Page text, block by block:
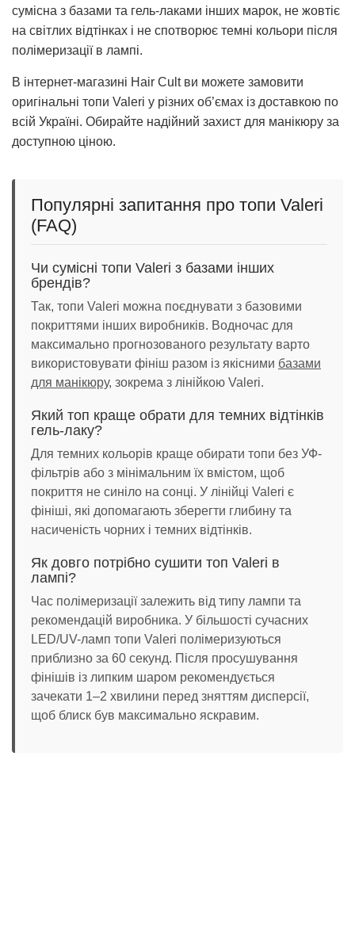
сумісна з базами та гель-лаками інших марок, не жовтіє
на світлих відтінках і не спотворює темні кольори після
полімеризації в лампі.
В інтернет-магазині Hair Cult ви можете замовити
оригінальні топи Valeri у різних об’ємах із доставкою по
всій Україні. Обирайте надійний захист для манікюру за
доступною ціною.
Популярні запитання про топи Valeri
(FAQ)
Чи сумісні топи Valeri з базами інших
брендів?
Так, топи Valeri можна поєднувати з базовими
покриттями інших виробників. Водночас для
максимально прогнозованого результату варто
використовувати фініш разом із якісними базами
для манікюру, зокрема з лінійкою Valeri.
Який топ краще обрати для темних відтінків
гель-лаку?
Для темних кольорів краще обирати топи без УФ-
фільтрів або з мінімальним їх вмістом, щоб
покриття не синіло на сонці. У лінійці Valeri є
фініші, які допомагають зберегти глибину та
насиченість чорних і темних відтінків.
Як довго потрібно сушити топ Valeri в
лампі?
Час полімеризації залежить від типу лампи та
рекомендацій виробника. У більшості сучасних
LED/UV-ламп топи Valeri полімеризуються
приблизно за 60 секунд. Після просушування
фінішів із липким шаром рекомендується
зачекати 1–2 хвилини перед зняттям дисперсії,
щоб блиск був максимально яскравим.